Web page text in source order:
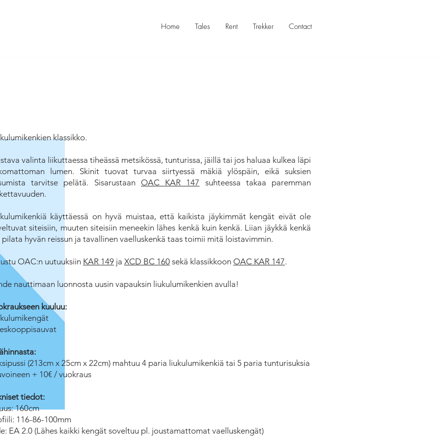
Home Tales Rent Trekker Contact
klassikko.
valinta liikuttaessa tiheässä metsikössä, tunturissa, jäillä tai jos haluaa kulkea läpi
lumen. Skinit tuovat turvaa siirtyessä mäkiä ylöspäin, eikä suksien
tarvitse pelätä. Sisarustaan OAC KAR 147 suhteessa takaa paremman
käyttäessä on hyvä muistaa, että kaikista jäykimmät kengät eivät ole
siteisiin, muuten siteisiin meneekin lähes kenkä kuin kenkä. Liian jäykkä kenkä
pilata hyvän reissun ja tavallinen vaelluskenkä taas toimii mitä loistavimmin.
OAC:n uutuuksiin KAR 149 ja XCD BC 160 sekä klassikkoon OAC KAR 147.
nauttimaan luonnosta uusin vapauksin liukulumikenkien avulla!
kuuluu:
(213cm x 25cm x 22cm) mahtuu 4 paria liukulumikenkiä tai 5 paria tunturisuksia
+ 10€ / vuokraus
tiedot:
160cm
116-86-100mm
EA 2.0 (Lähes kaikki kengät soveltuu pl. joustamattomat vaelluskengät)